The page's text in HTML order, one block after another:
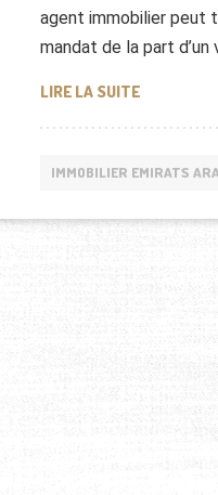
À MIAMI
agent immobilier peut
mandat de la part d’un
LIRE LA SUITEQUELLES
IMMOBILIER EMIRATS